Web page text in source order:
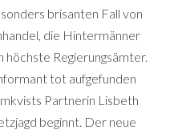
brisanten Fall von
die Hintermänner
höchste Regierungsämter.
tot aufgefunden
Partnerin Lisbeth
beginnt. Der neue